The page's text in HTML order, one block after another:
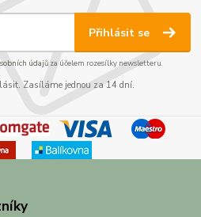
Přihlásit se
údajůza účelem rozesílky newsletteru.
Zasíláme jednou za 14 dní.